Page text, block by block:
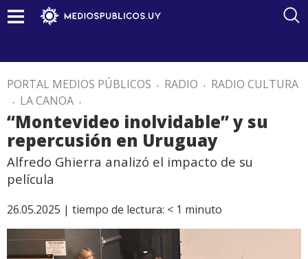
PORTAL MEDIOS PÚBLICOS . RADIO . RADIO CULTURA
. LA CANOA .
“Montevideo inolvidable” y su
repercusión en Uruguay
Alfredo Ghierra analizó el impacto de su
película
26.05.2025 | tiempo de lectura: < 1 minuto